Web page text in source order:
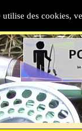
utilise des cookies,